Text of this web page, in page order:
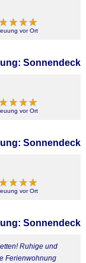
vor Ort
Sonnendeck
vor Ort
Sonnendeck
vor Ort
Sonnendeck
Ruhige und
Ferienwohnung